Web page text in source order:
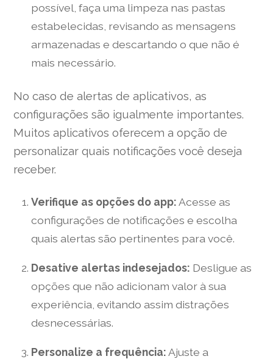
possível, faça uma limpeza nas pastas
estabelecidas, revisando as mensagens
armazenadas e descartando o que não é
mais necessário.
No caso de alertas de aplicativos, as
configurações são igualmente importantes.
Muitos aplicativos oferecem a opção de
personalizar quais notificações você deseja
receber.
Verifique as opções do app:Acesse as
configurações de notificações e escolha
quais alertas são pertinentes para você.
Desative alertas indesejados: Desligue as
opções que não adicionam valor à sua
experiência, evitando assim distrações
desnecessárias.
Personalize a frequência: Ajuste a